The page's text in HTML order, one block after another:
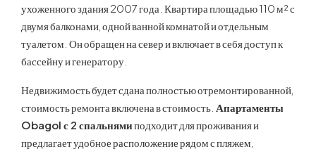
ухоженного здания 2007 года. Квартира площадью 110 м² с
двумя балконами, одной ванной комнатой и отдельным
туалетом. Он обращен на север и включает в себя доступ к
бассейну и генератору.
Недвижимость будет сдана полностью отремонтированной,
стоимость ремонта включена в стоимость. Апартаменты
Obagol с 2 спальнямиподходит для проживания и
предлагает удобное расположение рядом с пляжем,